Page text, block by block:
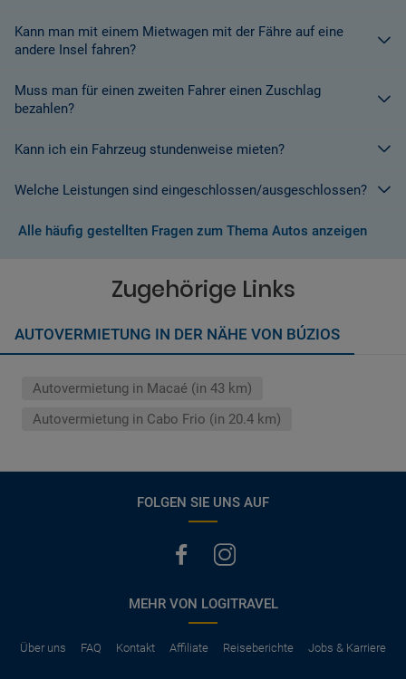
Mit einem europäischen Führerschein ist es kein Problem ein
Fahrzeug zu mieten. In Europa und bei den meisten
Kann man mit einem Mietwagen mit der Fähre auf eine
andere Insel fahren?
Die meisten Fahrzeugvermieter erlauben aus Gründen des
Versicherungsschutzes an Bord eines Schiffes nicht, dass ihre
Informationen finden Sie in den Bedingungen des Vermieters.
Muss man für einen zweiten Fahrer einen Zuschlag
bezahlen?
Ja. Für jeden zusätzlichen Fahrer muss am Zielort ein Zuschlag
Sonderangebot informiert, bei dem ein zusätzlicher Fahrer
Kann ich ein Fahrzeug stundenweise mieten?
Derzeit ist der Mindestzeitraum für eine Autoanmietung 24
Welche Leistungen sind eingeschlossen/ausgeschlossen?
Normalerweise werden Ihnen in den AGB's die Leistungen beim
(Normalerweise mit SB)
ausgeschlossen
Vollkasko Versicherung
Parkhäuser, Maut, Steuern, Strafzettel
Zusätzliche Fahrer
Alle häufig gestellten Fragen zum Thema Autos anzeigen
Zugehörige Links
AUTOVERMIETUNG IN DER NÄHE VON BÚZIOS
Autovermietung in Macaé (in 43 km)
Autovermietung in Cabo Frio (in 20.4 km)
FOLGEN SIE UNS AUF
MEHR VON LOGITRAVEL
Über uns FAQ Kontakt Affiliate Reiseberichte Jobs & Karriere